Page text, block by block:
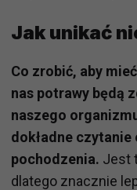
Jak unikać
Co zrobić, aby
nas potrawy będą
naszego
dokładne
pochodzenia. Jest
dlatego znacznie